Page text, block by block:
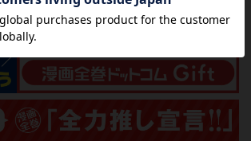
気になる商品を登録